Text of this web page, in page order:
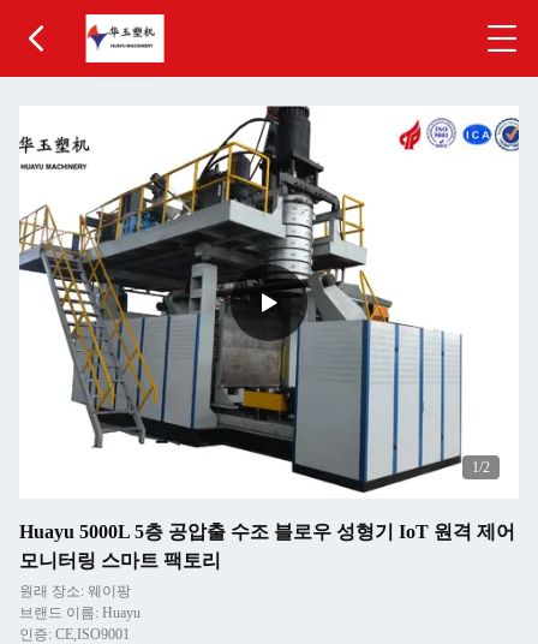
1/2
Huayu 5000L 5층 공압출 수조 블로우 성형기 IoT 원격 제어
모니터링 스마트 팩토리
원래 장소: 웨이팡
브랜드 이름: Huayu
인증: CE,ISO9001